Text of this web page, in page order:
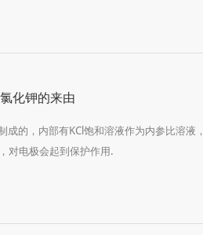
化钾的来由
成的，内部有KCl饱和溶液作为内参比溶液
对电极会起到保护作用.